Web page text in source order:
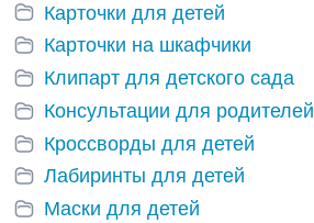
Карточки для детей
Карточки на шкафчики
Клипарт для детского сада
Консультации для родителей
Кроссворды для детей
Лабиринты для детей
Маски для детей